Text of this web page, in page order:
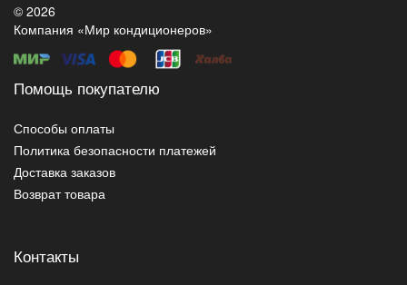
© 2026
Компания «Мир кондиционеров»
Помощь покупателю
Способы оплаты
Политика безопасности платежей
Доставка заказов
Возврат товара
Контакты